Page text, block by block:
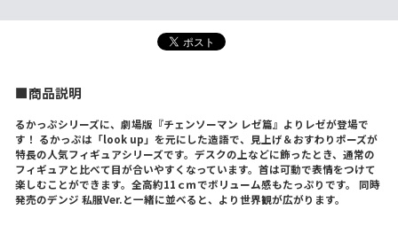
■商品説明
るかっぷシリーズに、劇場版『チェンソーマン レゼ篇』よりレゼが登場で
す！ るかっぷは「look up」を元にした造語で、見上げ＆おすわりポーズが
特長の人気フィギュアシリーズです。デスクの上などに飾ったとき、通常の
フィギュアと比べて目が合いやすくなっています。首は可動で表情をつけて
楽しむことができます。全高約11ｃｍでボリューム感もたっぷりです。 同時
発売のデンジ 私服Ver.と一緒に並べると、より世界観が広がります。